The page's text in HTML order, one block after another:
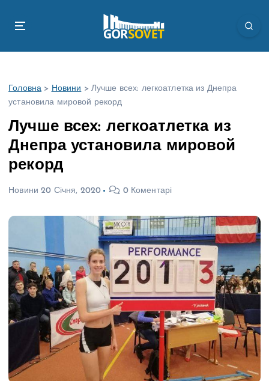
Головна > Новини > Лучше всех: легкоатлетка из Днепра
установила мировой рекорд
Лучше всех: легкоатлетка из
Днепра установила мировой
рекорд
Новини 20 Січня, 2020 0 Коментарі